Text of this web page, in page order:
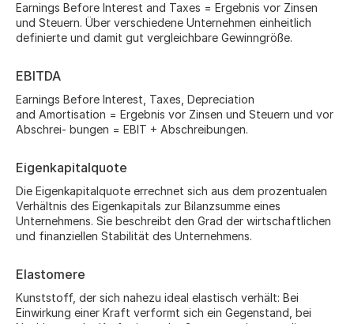
Earnings Before Interest and Taxes = Ergebnis vor Zinsen
und Steuern. Über verschiedene Unternehmen einheitlich
definierte und damit gut vergleichbare Gewinngröße.
EBITDA
Earnings Before Interest, Taxes, Depreciation
and Amortisation = Ergebnis vor Zinsen und Steuern und vor
Abschrei- bungen = EBIT + Abschreibungen.
Eigenkapitalquote
Die Eigenkapitalquote errechnet sich aus dem prozentualen
Verhältnis des Eigenkapitals zur Bilanzsumme eines
Unternehmens. Sie beschreibt den Grad der wirtschaftlichen
und finanziellen Stabilität des Unternehmens.
Elastomere
Kunststoff, der sich nahezu ideal elastisch verhält: Bei
Einwirkung einer Kraft verformt sich ein Gegenstand, bei